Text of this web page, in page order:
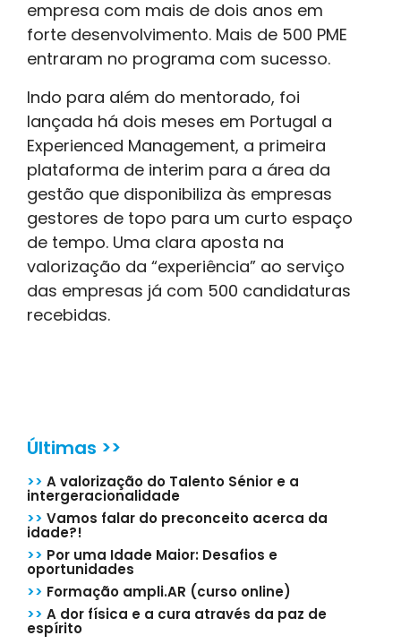
empresa com mais de dois anos em
forte desenvolvimento. Mais de 500 PME
entraram no programa com sucesso.
Indo para além do mentorado, foi
lançada há dois meses em Portugal a
Experienced Management, a primeira
plataforma de interim para a área da
gestão que disponibiliza às empresas
gestores de topo para um curto espaço
de tempo. Uma clara aposta na
valorização da “experiência” ao serviço
das empresas já com 500 candidaturas
recebidas.
Últimas >>
>> A valorização do Talento Sénior e a
intergeracionalidade
>> Vamos falar do preconceito acerca da
idade?!
>> Por uma Idade Maior: Desafios e
oportunidades
>> Formação ampli.AR (curso online)
>> A dor física e a cura através da paz de
espírito